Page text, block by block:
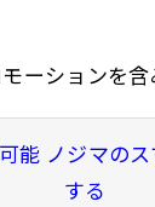
ーションを含
能 ノジマの
する